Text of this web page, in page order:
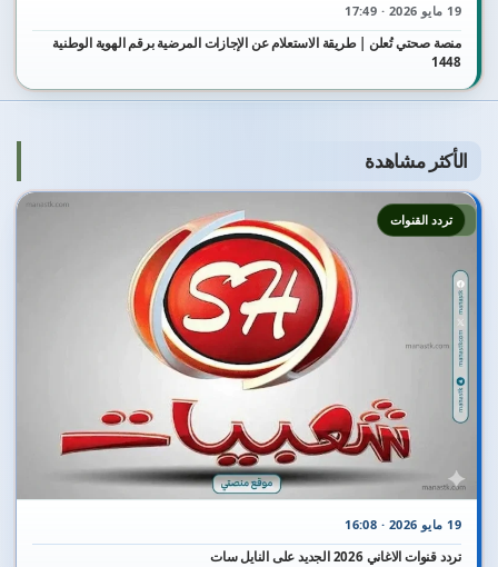
19 مايو 2026 · 17:49
منصة صحتي تُعلن | طريقة الاستعلام عن الإجازات المرضية برقم الهوية الوطنية
1448
الأكثر مشاهدة
1
19 مايو 2026 · 16:08
تردد قنوات الاغاني 2026 الجديد على النايل سات
تردد القنوات